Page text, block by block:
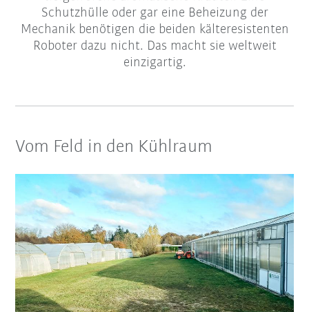
Schutzhülle oder gar eine Beheizung der
Mechanik benötigen die beiden kälteresistenten
Roboter dazu nicht. Das macht sie weltweit
einzigartig.
Vom Feld in den Kühlraum